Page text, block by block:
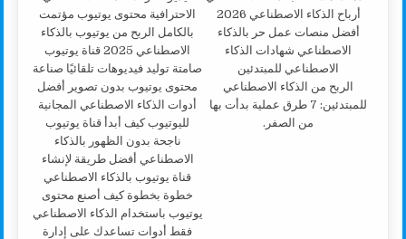
الربح من الذكاء الاصطناعي
للمبتدئين: 7 طرق عملية بدأت بها
من الصفر.